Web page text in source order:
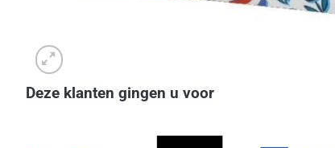
Deze klanten gingen u voor